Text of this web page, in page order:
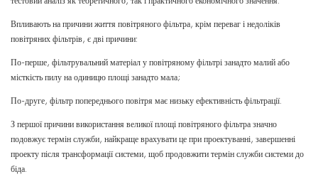
Впливають на причини життя повітряного фільтра, крім переваг і недоліків
повітряних фільтрів, є дві причини:
По-перше, фільтрувальний матеріал у повітряному фільтрі занадто малий або
місткість пилу на одиницю площі занадто мала;
По-друге, фільтр попереднього повітря має низьку ефективність фільтрації.
З першої причини використання великої площі повітряного фільтра значно
подовжує термін служби, найкраще врахувати це при проектуванні, завершенні
проекту після трансформації системи, щоб продовжити термін служби системи до
біда.